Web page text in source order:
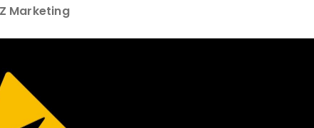
Marketing